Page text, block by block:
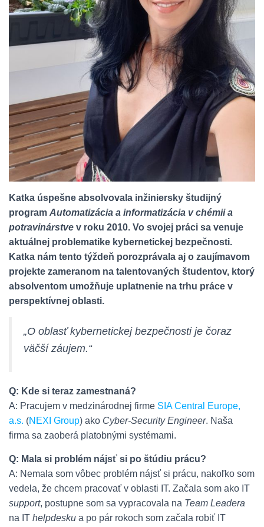
Katka úspešne absolvovala inžiniersky študijný
program Automatizácia a informatizácia v chémii a
potravinárstve v roku 2010. Vo svojej práci sa venuje
aktuálnej problematike kybernetickej bezpečnosti.
Katka nám tento týždeň porozprávala aj o zaujímavom
projekte zameranom na talentovaných študentov, ktorý
absolventom umožňuje uplatnenie na trhu práce v
perspektívnej oblasti.
„O oblasť kybernetickej bezpečnosti je čoraz
väčší záujem.“
Q: Kde si teraz zamestnaná?
A: Pracujem v medzinárodnej firme SIA Central Europe,
a.s. (NEXI Group) ako Cyber-Security Engineer. Naša
firma sa zaoberá platobnými systémami.
Q: Mala si problém nájsť si po štúdiu prácu?
A: Nemala som vôbec problém nájsť si prácu, nakoľko som
vedela, že chcem pracovať v oblasti IT. Začala som ako IT
support, postupne som sa vypracovala na Team Leadera
na IT helpdesku a po pár rokoch som začala robiť IT